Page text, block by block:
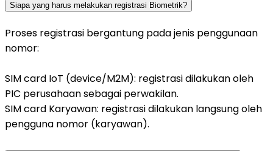
Siapa yang harus melakukan registrasi Biometrik?
Proses registrasi bergantung pada jenis penggunaan
nomor:
SIM card IoT (device/M2M): registrasi dilakukan oleh
PIC perusahaan sebagai perwakilan.
SIM card Karyawan: registrasi dilakukan langsung oleh
pengguna nomor (karyawan).